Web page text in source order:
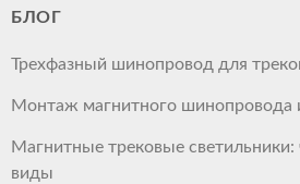
БЛОГ
Трехфазный шинопровод для
Монтаж магнитного шинопровода
Магнитные трековые светильники:
виды